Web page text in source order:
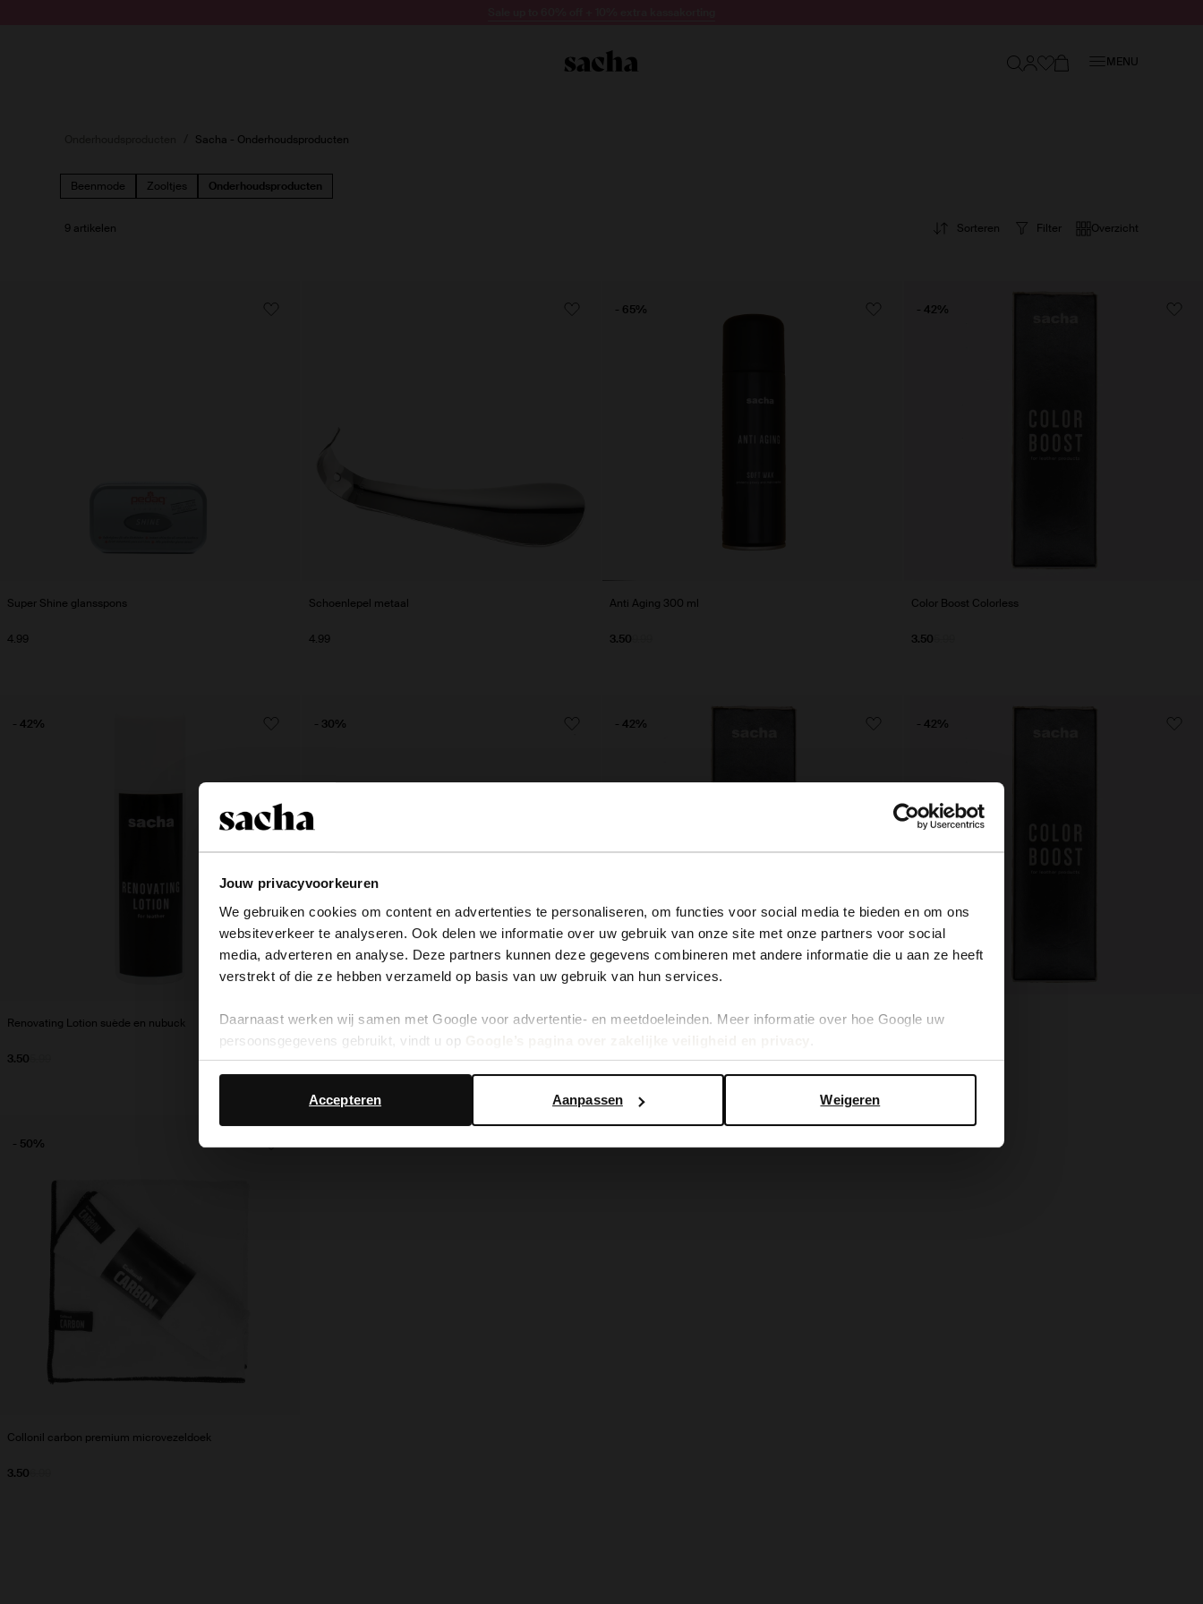
Jouw privacyvoorkeuren
We gebruiken cookies om content en advertenties te personaliseren, om functies voor social media te bieden en om ons
websiteverkeer te analyseren. Ook delen we informatie over uw gebruik van onze site met onze partners voor social
media, adverteren en analyse. Deze partners kunnen deze gegevens combineren met andere informatie die u aan ze heeft
verstrekt of die ze hebben verzameld op basis van uw gebruik van hun services.
Daarnaast werken wij samen met Google voor advertentie- en meetdoeleinden. Meer informatie over hoe Google uw
persoonsgegevens gebruikt, vindt u op
Weigeren
Aanpassen
Accepteren
MENU
Sacha - Onderhoudsproducten
Beenmode Zooltjes Onderhoudsproducten
Filter Overzicht
9 artikelen Sorteren
Super Shine glansspons
4.99
Schoenlepel metaal
4.99
Anti Aging 300 ml
3.50
- 65%
Color Boost Colorless
3.50
- 42%
Renovating Lotion suède en nubuck
3.50
- 42%
Shiny Grease - Leather - Care Protect
- 30%
Color Boost Brown
- 42%
Color Boost Black
- 42%
Collonil carbon premium microvezeldoek
3.50
- 50%
View this website in English?
It looks like your language isn't Dutch. Would you like to
switch to English?
Yes, switch to English No, stay in Dutch